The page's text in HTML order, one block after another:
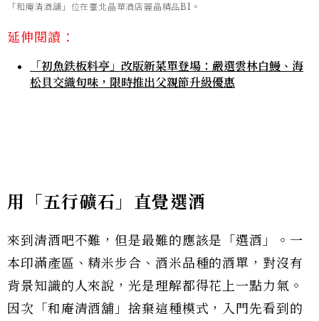
「和庵清酒舖」位在臺北晶華酒店麗晶精品B1。
延伸閱讀：
「初魚鉄板料亭」改版新菜單登場：嚴選雲林白鰻、海
松貝交織旬味，限時推出父親節升級優惠
用「五行礦石」直覺選酒
來到清酒吧不難，但是最難的應該是「選酒」。一
本印滿產區、精米步合、酒米品種的酒單，對沒有
背景知識的人來說，光是理解都得花上一點力氣。
因次「和庵清酒舖」捨棄這種模式，入門先看到的